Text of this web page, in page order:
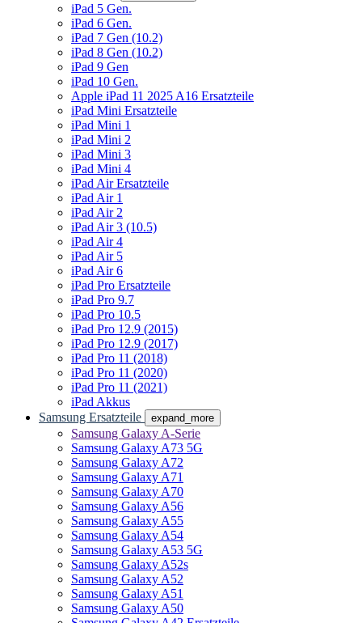
iPad 5 Gen.
iPad 6 Gen.
iPad 7 Gen (10.2)
iPad 8 Gen (10.2)
iPad 9 Gen
iPad 10 Gen.
Apple iPad 11 2025 A16 Ersatzteile
iPad Mini Ersatzteile
iPad Mini 1
iPad Mini 2
iPad Mini 3
iPad Mini 4
iPad Air Ersatzteile
iPad Air 1
iPad Air 2
iPad Air 3 (10.5)
iPad Air 4
iPad Air 5
iPad Air 6
iPad Pro Ersatzteile
iPad Pro 9.7
iPad Pro 10.5
iPad Pro 12.9 (2015)
iPad Pro 12.9 (2017)
iPad Pro 11 (2018)
iPad Pro 11 (2020)
iPad Pro 11 (2021)
iPad Akkus
Samsung Ersatzteile
expand_more
Samsung Galaxy A-Serie
Samsung Galaxy A73 5G
Samsung Galaxy A72
Samsung Galaxy A71
Samsung Galaxy A70
Samsung Galaxy A56
Samsung Galaxy A55
Samsung Galaxy A54
Samsung Galaxy A53 5G
Samsung Galaxy A52s
Samsung Galaxy A52
Samsung Galaxy A51
Samsung Galaxy A50